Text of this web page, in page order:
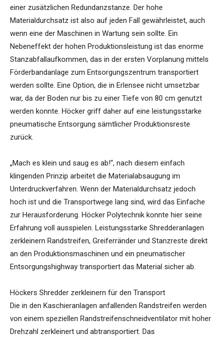
einer zusätzlichen Redundanzstanze. Der hohe
Materialdurchsatz ist also auf jeden Fall gewährleistet, auch
wenn eine der Maschinen in Wartung sein sollte. Ein
Nebeneffekt der hohen Produktionsleistung ist das enorme
Stanzabfallaufkommen, das in der ersten Vorplanung mittels
Förderbandanlage zum Entsorgungszentrum transportiert
werden sollte. Eine Option, die in Erlensee nicht umsetzbar
war, da der Boden nur bis zu einer Tiefe von 80 cm genutzt
werden konnte. Höcker griff daher auf eine leistungsstarke
pneumatische Entsorgung sämtlicher Produktionsreste
zurück.
„Mach es klein und saug es ab!“, nach diesem einfach
klingenden Prinzip arbeitet die Materialabsaugung im
Unterdruckverfahren. Wenn der Materialdurchsatz jedoch
hoch ist und die Transportwege lang sind, wird das Einfache
zur Herausforderung. Höcker Polytechnik konnte hier seine
Erfahrung voll ausspielen. Leistungsstarke Shredderanlagen
zerkleinern Randstreifen, Greiferränder und Stanzreste direkt
an den Produktionsmaschinen und ein pneumatischer
Entsorgungshighway transportiert das Material sicher ab.
Höckers Shredder zerkleinern für den Transport
Die in den Kaschieranlagen anfallenden Randstreifen werden
von einem speziellen Randstreifenschneidventilator mit hoher
Drehzahl zerkleinert und abtransportiert. Das